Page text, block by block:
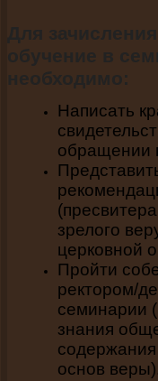
Для
обучение в
необходимо:
Написать
обращении
зрелого
церковной
Пройти
ректором/
семинарии
знания
основ